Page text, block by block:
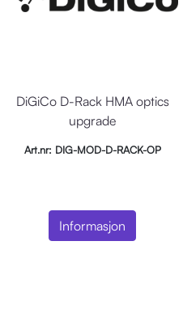
DiGiCo D-Rack HMA optics
upgrade
Art.nr: DIG-MOD-D-RACK-OP
Informasjon